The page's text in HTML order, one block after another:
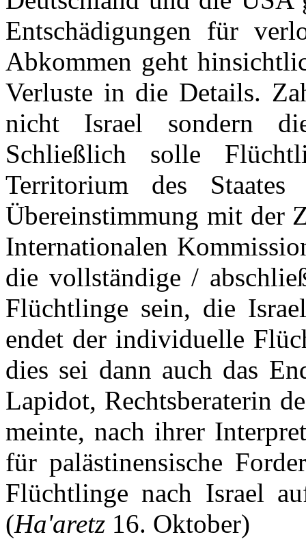
Entschädigungen für
Abkommen geht
Verluste in die Details.
nicht Israel sondern
Schließlich solle
Territorium des
Übereinstimmung mit der
Internationalen
die vollständige /
Flüchtlinge sein, die
endet der individuelle
dies sei dann auch das
Lapidot, Rechtsberaterin
meinte, nach ihrer
für palästinensische
Flüchtlinge nach Israel
(Ha'aretz 16. Oktober)